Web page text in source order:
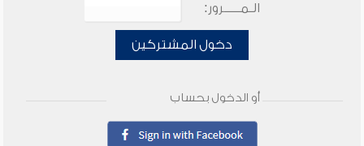
الـمـــــرور:
دخول المشتركين
أو الدخول بحساب